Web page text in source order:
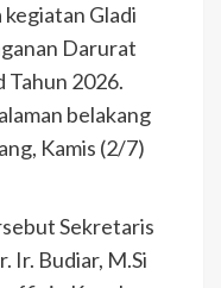
kegiatan Gladi
Darurat
Tahun 2026.
belakang
Kamis (2/7)
Sekretaris
Ir. Budiar, M.Si